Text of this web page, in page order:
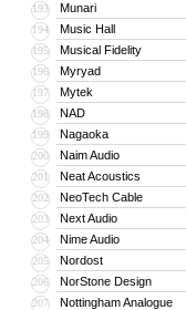
193 Munari
194 Music Hall
195 Musical Fidelity
196 Myryad
197 Mytek
198 NAD
199 Nagaoka
200 Naim Audio
201 Neat Acoustics
202 NeoTech Cable
203 Next Audio
204 Nime Audio
205 Nordost
206 NorStone Design
207 Nottingham Analogue